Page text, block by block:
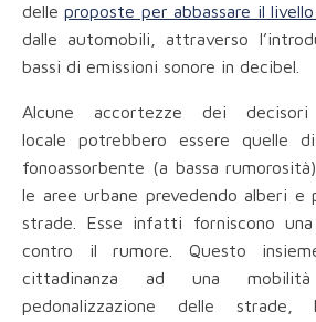
delleproposte per abbassare il
dalle automobili, attraverso
bassi di emissioni sonore in decibel.
Alcune accortezze dei
locale potrebbero essere quelle
fonoassorbente (a bassa
le aree urbane prevedendo alberi e
strade. Esse infatti forniscono
contro il rumore. Questo
cittadinanza ad una
pedonalizzazione delle